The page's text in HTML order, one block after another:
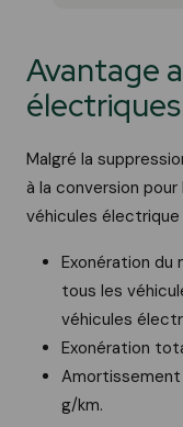
Avantage
électriques
Malgré la
à la conversion
véhicules
Exonération du
tous les
véhicules
Exonération
g/km.